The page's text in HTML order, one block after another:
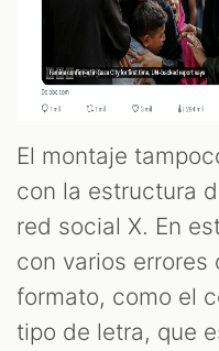
El montaje
con la estructura
red social X. En
con varios
formato, como el
tipo de letra, que